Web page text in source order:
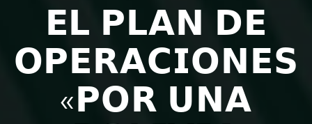
𝗘𝗟 𝗣𝗟𝗔𝗡 𝗗𝗘
𝗢𝗣𝗘𝗥𝗔𝗖𝗜𝗢𝗡𝗘𝗦
«𝗣𝗢𝗥 𝗨𝗡𝗔